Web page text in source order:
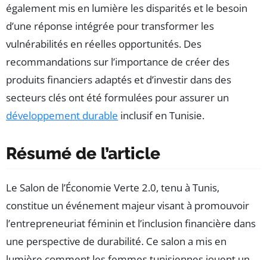
également mis en lumière les disparités et le besoin
d’une réponse intégrée pour transformer les
vulnérabilités en réelles opportunités. Des
recommandations sur l’importance de créer des
produits financiers adaptés et d’investir dans des
secteurs clés ont été formulées pour assurer un
développement durable inclusif en Tunisie.
Résumé de l’article
Le Salon de l’Économie Verte 2.0, tenu à Tunis,
constitue un événement majeur visant à promouvoir
l’entrepreneuriat féminin et l’inclusion financière dans
une perspective de durabilité. Ce salon a mis en